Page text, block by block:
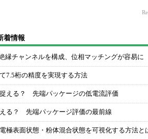
着情報
縁チャンネルを構成、位相マッチングが容易に
7.5桁の精度を実現する方法
える？ 先端パッケージの低電流評価
る？ 先端パッケージ評価の最前線
極表面状態・粉体混合状態を可視化する方法と